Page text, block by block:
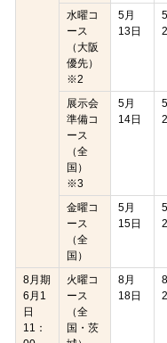
水曜コ
ース
（大阪
優先）
※2
5月
13日
展示会
準備コ
ース
（全
国）
※3
5月
14日
金曜コ
ース
（全
国）
5月
15日
8月期
6月1
日
11：
火曜コ
ース
（全
国・茨
8月
18日